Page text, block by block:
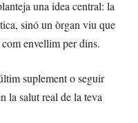
una idea central: la
sinó un òrgan viu que
envellim per dins.
suplement o seguir
la salut real de la teva